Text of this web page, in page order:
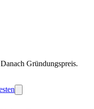
Danach Gründungspreis.